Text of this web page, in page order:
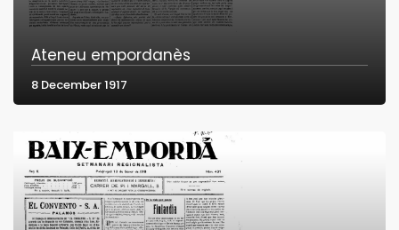
Ateneu empordanès
8 December 1917